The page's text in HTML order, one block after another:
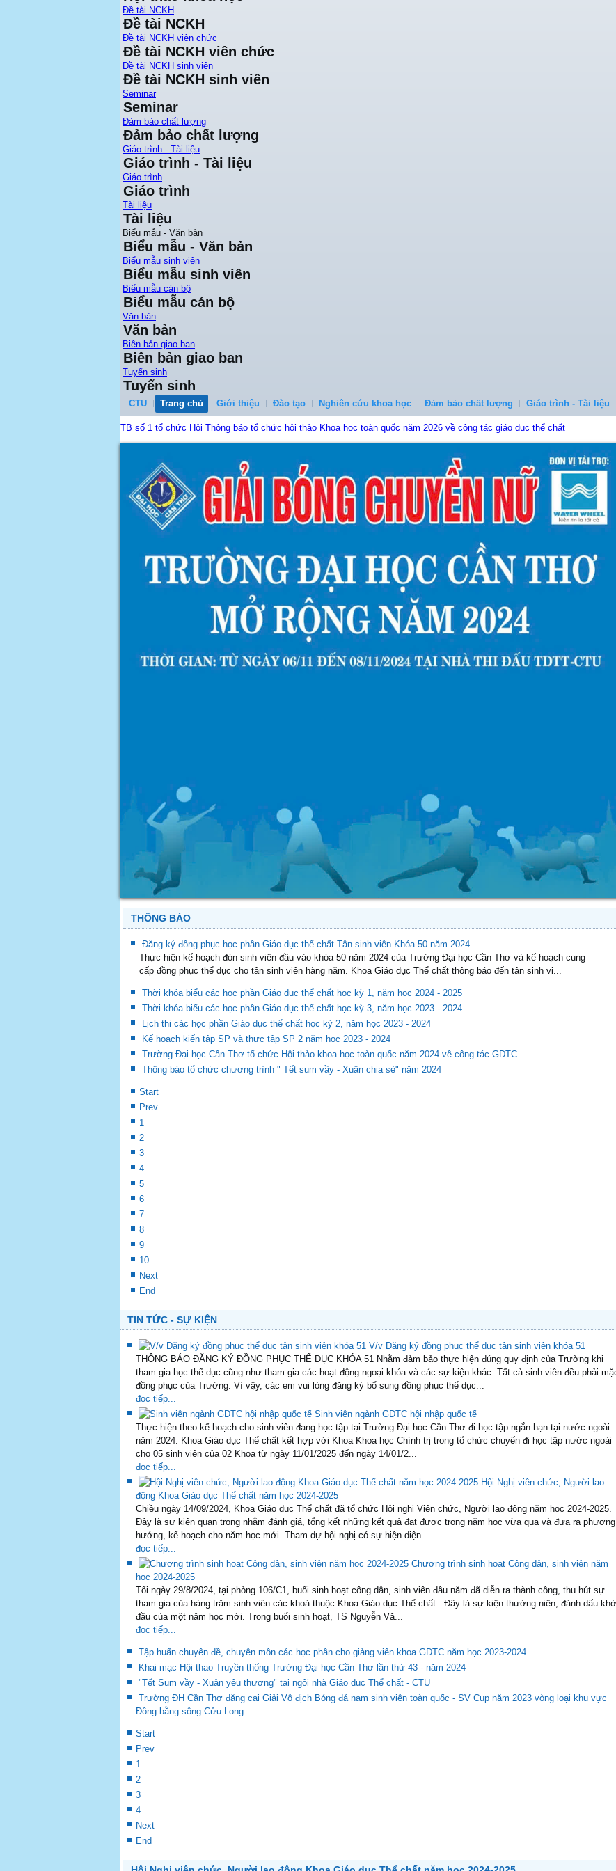
Đề tài NCKH
Đề tài NCKH
Đề tài NCKH viên chức
Đề tài NCKH viên chức
Đề tài NCKH sinh viên
Đề tài NCKH sinh viên
Seminar
Seminar
Đảm bảo chất lượng
Đảm bảo chất lượng
Giáo trình - Tài liệu
Giáo trình - Tài liệu
Giáo trình
Giáo trình
Tài liệu
Tài liệu
Biểu mẫu - Văn bản
Biểu mẫu - Văn bản
Biểu mẫu sinh viên
Biểu mẫu sinh viên
Biểu mẫu cán bộ
Biểu mẫu cán bộ
Văn bản
Văn bản
Biên bản giao ban
Biên bản giao ban
Tuyển sinh
Tuyển sinh
CTU Trang chủ Giới thiệu Đào tạo Nghiên cứu khoa học Đảm bảo chất lượng Giáo trình - Tài liệu
TB số 1 tổ chức Hội Thông báo tổ chức hội thảo Khoa học toàn quốc năm 2026 về công tác giáo dục thể chất
Quy đinh công tác học vụ tân sinh viên K51
Thực hiện kế hoạch đón sinh viên đầu vào khóa 50 năm 2024 của Trường Đại học Cần Thơ và kế hoạch cung
cấp đồng phục thể dục cho tân sinh viên hàng năm. Khoa Giáo dục Thể chất thông báo đến tân sinh vi...
Thời khóa biểu các học phần Giáo dục thể chất học kỳ 1, năm học 2024 - 2025
Thời khóa biểu các học phần Giáo dục thể chất học kỳ 3, năm học 2023 - 2024
Lịch thi các học phần Giáo dục thể chất học kỳ 2, năm học 2023 - 2024
Kế hoạch kiến tập SP và thực tập SP 2 năm học 2023 - 2024
Trường Đại học Cần Thơ tổ chức Hội thảo khoa học toàn quốc năm 2024 về công tác GDTC
Thông báo tổ chức chương trình " Tết sum vầy - Xuân chia sẻ" năm 2024
Start
Prev
1
2
10
Next
End
TIN TỨC - SỰ KIỆN
tham gia học thể dục cũng như tham gia các hoạt động ngoại khóa và các sự kiện khác. Tất cả sinh viên đều phải mặc
đồng phục của Trường. Vì vậy, các em vui lòng đăng ký bổ sung đồng phục thể dục...
đọc tiếp...
Thực hiện theo kế hoạch cho sinh viên đang học tập tại Trường Đại học Cần Thơ đi học tập ngắn hạn tại nước ngoài
năm 2024. Khoa Giáo dục Thể chất kết hợp với Khoa Khoa học Chính trị trong tổ chức chuyến đi học tập nước ngoài
cho 05 sinh viên của 02 Khoa từ ngày 11/01/2025 đến ngày 14/01/2...
động Khoa Giáo dục Thể chất năm học 2024-2025
Chiều ngày 14/09/2024, Khoa Giáo dục Thể chất đã tổ chức Hội nghị Viên chức, Người lao động năm học 2024-2025.
Đây là sự kiện quan trọng nhằm đánh giá, tổng kết những kết quả đạt được trong năm học vừa qua và đưa ra phương
hướng, kế hoạch cho năm học mới. Tham dự hội nghị có sự hiện diện...
đọc tiếp...
học 2024-2025
Tối ngày 29/8/2024, tại phòng 106/C1, buổi sinh hoạt công dân, sinh viên đầu năm đã diễn ra thành công, thu hút sự
tham gia của hàng trăm sinh viên các khoá thuộc Khoa Giáo dục Thể chất . Đây là sự kiện thường niên, đánh dấu khởi
đầu của một năm học mới. Trong buổi sinh hoạt, TS Nguyễn Vă...
đọc tiếp...
Tập huấn chuyên đề, chuyên môn các học phần cho giảng viên khoa GDTC năm học 2023-2024
Khai mạc Hội thao Truyền thống Trường Đại học Cần Thơ lần thứ 43 - năm 2024
"Tết Sum vầy - Xuân yêu thương" tại ngôi nhà Giáo dục Thể chất - CTU
Trường ĐH Cần Thơ đăng cai Giải Vô địch Bóng đá nam sinh viên toàn quốc - SV Cup năm 2023 vòng loại khu vực
Đồng bằng sông Cửu Long
Start
Prev
1
2
3
Next
End
Hội Nghị viên chức, Người lao động Khoa Giáo dục Thể chất năm học 2024-2025
Chiều ngày 14/09/2024, Khoa Giáo dục Thể chất đã tổ chức Hội nghị Viên chức, Người lao động năm học 2024-
phương hướng, kế hoạch cho năm học mới. Tham dự hội nghị có sự hiện diện của PGS.TS Trần Trung Tính, Hiệu trưởng
nhà trường, cùng quý thầy cô lãnh đạo các phòng ban, trung tâm và toàn thể viên chức người lao động khoa. Sự góp mặt
của các đại biểu là nguồn động viên lớn lao đối với Khoa Giáo dục Thể chất trong quá trình thực hiện các nhiệm vụ năm
học mới.
Trong phần phát biểu khai mạc, đại diện lãnh đạo Khoa đã trình bày báo cáo tổng kết các hoạt động của năm học
2023-2024, trong đó nhấn mạnh những thành tựu nổi bật của tập thể cán bộ, viên chức, và người lao động của khoa, đặc
biệt là trong công tác giảng dạy và nghiên cứu khoa học. Tuy nhiên, báo cáo cũng chỉ ra những khó khăn và thách thức